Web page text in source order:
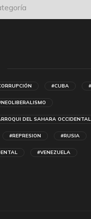
#CUBA
DEL SAHARA OCCIDENTAL
#REPRESION #RUSIA
#VENEZUELA